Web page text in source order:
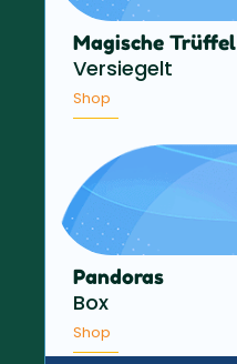
Magische Trüffel
Versiegelt
Shop
Pandoras
Box
Shop